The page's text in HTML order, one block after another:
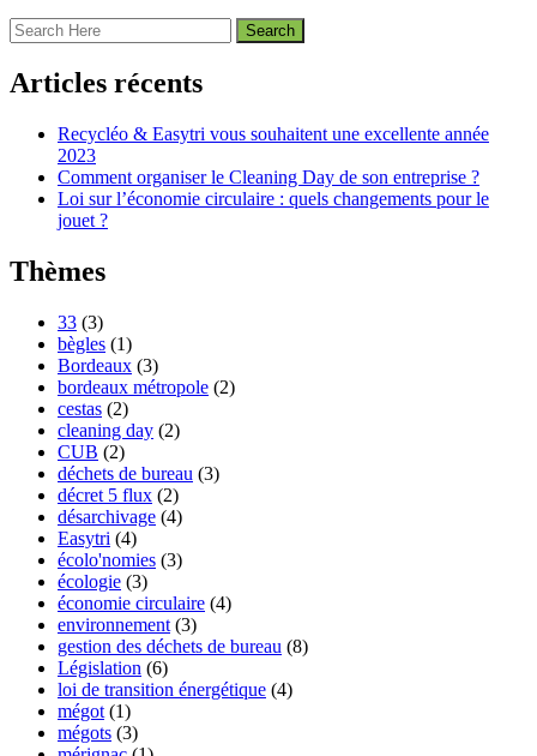
Articles récents
Recycléo & Easytri vous souhaitent une excellente année
2023
Comment organiser le Cleaning Day de son entreprise ?
Loi sur l’économie circulaire : quels changements pour le
jouet ?
Thèmes
33 (3)
bègles (1)
Bordeaux (3)
bordeaux métropole (2)
cestas (2)
cleaning day (2)
CUB (2)
déchets de bureau (3)
décret 5 flux (2)
désarchivage (4)
Easytri (4)
écolo'nomies (3)
écologie (3)
économie circulaire (4)
environnement (3)
gestion des déchets de bureau (8)
Législation (6)
loi de transition énergétique (4)
mégot (1)
mégots (3)